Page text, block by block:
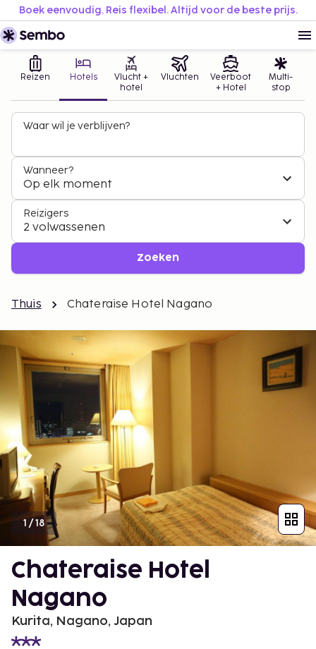
Boek eenvoudig. Reis flexibel. Altijd voor de beste prijs.
Reizen Hotels
Vlucht +
hotel
Vluchten
Veerboot
+ Hotel
Multi-
stop
Waar wil je verblijven?
Wanneer?
Op elk moment
Reizigers
2 volwassenen
Zoeken
Thuis Chateraise Hotel Nagano
1 /18
Chateraise Hotel
Nagano
Kurita, Nagano, Japan